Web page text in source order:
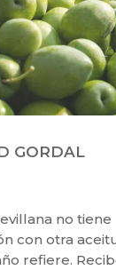
GORDAL
no tiene
con otra
refiere.